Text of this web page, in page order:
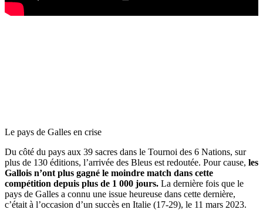
Le pays de Galles en crise
Du côté du pays aux 39 sacres dans le Tournoi des 6 Nations, sur
plus de 130 éditions, l’arrivée des Bleus est redoutée. Pour cause, les
Gallois n’ont plus gagné le moindre match dans cette
compétition depuis plus de 1 000 jours. La dernière fois que le
pays de Galles a connu une issue heureuse dans cette dernière,
c’était à l’occasion d’un succès en Italie (17-29), le 11 mars 2023.